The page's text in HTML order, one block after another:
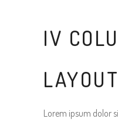
IV
LAYOUT
Lorem ipsum dolor